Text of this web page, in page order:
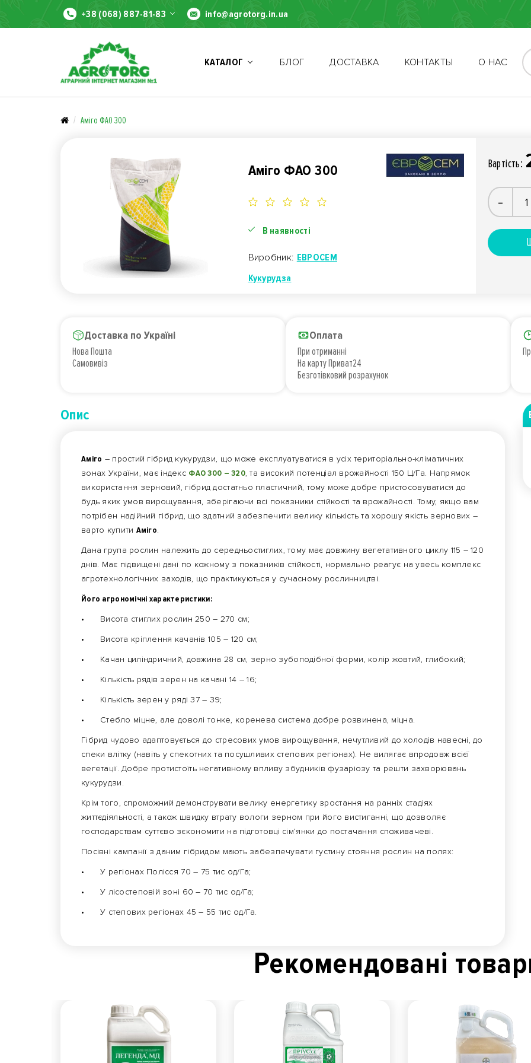
+38 (068) 887-81-83 info@agrotorg.in.ua
КАТАЛОГ БЛОГ ДОСТАВКА КОНТАКТЫ О НАС
Аміго ФАО 300
Аміго ФАО 300
В наявності
Виробник: ЕВРОСЕМ
Кукурудза
Вартiсть:
-
Доставка по Україні
Нова Пошта
Самовивіз
Оплата
При отриманні
На карту Приват24
Безготівковий розрахунок
Опис
Аміго – простий гібрид кукурудзи, що може експлуатуватися в усіх територіально-кліматичних
зонах України, має індекс ФАО 300 – 320, та високий потенціал врожайності 150 Ц/Га. Напрямок
використання зерновий, гібрид достатньо пластичний, тому може добре пристосовуватися до
будь яких умов вирощування, зберігаючи всі показники стійкості та врожайності. Тому, якщо вам
потрібен надійний гібрид, що здатний забезпечити велику кількість та хорошу якість зернових –
варто купити Аміго.
Дана група рослин належить до середньостиглих, тому має довжину вегетативного циклу 115 – 120
днів. Має підвищені дані по кожному з показників стійкості, нормально реагує на увесь комплекс
агротехнологічних заходів, що практикуються у сучасному рослинництві.
Його агрономічні характеристики:
•
Висота стиглих рослин 250 – 270 см;
•
Висота кріплення качанів 105 – 120 см;
•
Качан циліндричний, довжина 28 см, зерно зубоподібної форми, колір жовтий, глибокий;
•
Кількість рядів зерен на качані 14 – 16;
•
Кількість зерен у ряді 37 – 39;
•
Стебло міцне, але доволі тонке, коренева система добре розвинена, міцна.
Гібрид чудово адаптовується до стресових умов вирощування, нечутливий до холодів навесні, до
спеки влітку (навіть у спекотних та посушливих степових регіонах). Не вилягає впродовж всієї
вегетації. Добре протистоїть негативному впливу збудників фузаріозу та решти захворювань
кукурудзи.
Крім того, спроможний демонструвати велику енергетику зростання на ранніх стадіях
життєдіяльності, а також швидку втрату вологи зерном при його вистиганні, що дозволяє
господарствам суттєво зєкономити на підготовці сім’янки до постачання споживачеві.
Посівні кампанії з даним гібридом мають забезпечувати густину стояння рослин на полях:
•
У регіонах Полісся 70 – 75 тис од/Га;
•
У лісостеповій зоні 60 – 70 тис од/Га;
•
У степових регіонах 45 – 55 тис од/Га.
Рекомендованi